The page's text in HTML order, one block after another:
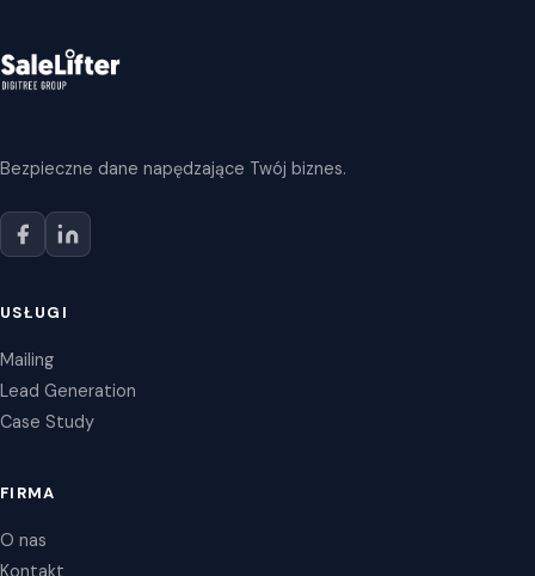
Bezpieczne dane napędzające Twój biznes.
USŁUGI
Mailing
Lead Generation
Case Study
FIRMA
O nas
Kontakt